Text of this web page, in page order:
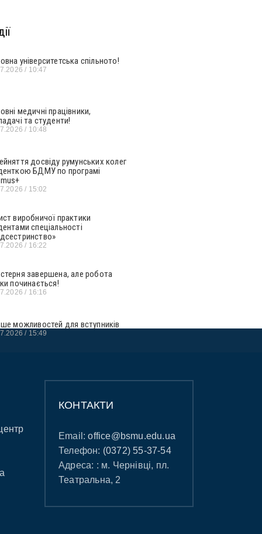
університетська спільното!
10:47
медичні працівники,
та студенти!
10:48
досвіду румунських колег
БДМУ по програмі
15:02
виробничої практики
спеціальності
16:22
завершена, але робота
починається!
16:16
можливостей для вступників
15:49
КОНТАКТИ
Email:office@bsmu.edu.ua
Телефон: (0372) 55-37-54
Адреса: : м. Чернівці, пл.
Театральна, 2